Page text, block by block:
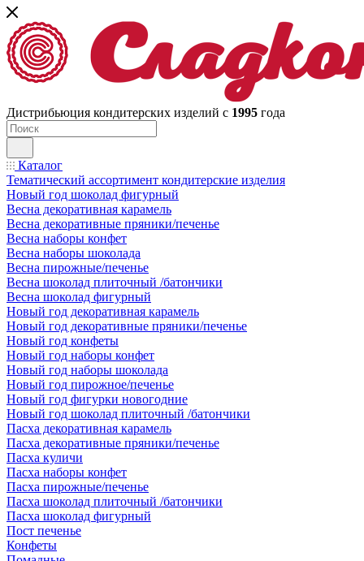
Дистрибьюция кондитерских изделий с 1995 года
Каталог
Тематический ассортимент кондитерские изделия
Новый год шоколад фигурный
Весна декоративная карамель
Весна декоративные пряники/печенье
Весна наборы конфет
Весна наборы шоколада
Весна пирожные/печенье
Весна шоколад плиточный /батончики
Весна шоколад фигурный
Новый год декоративная карамель
Новый год декоративные пряники/печенье
Новый год конфеты
Новый год наборы конфет
Новый год наборы шоколада
Новый год пирожное/печенье
Новый год фигурки новогодние
Новый год шоколад плиточный /батончики
Пасха декоративная карамель
Пасха декоративные пряники/печенье
Пасха куличи
Пасха наборы конфет
Пасха пирожные/печенье
Пасха шоколад плиточный /батончики
Пасха шоколад фигурный
Пост печенье
Конфеты